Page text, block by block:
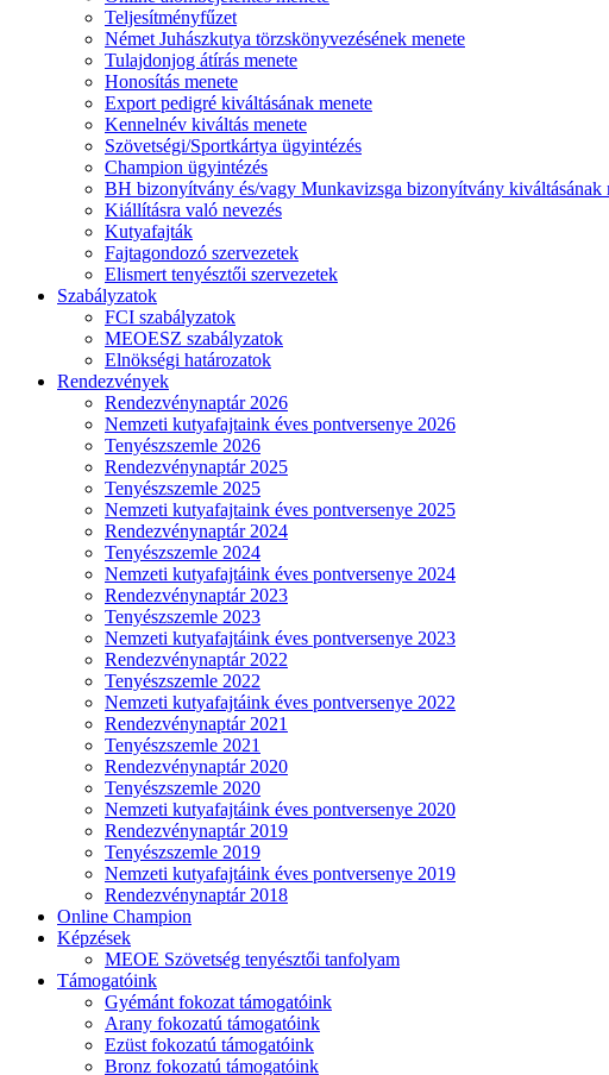
Teljesítményfűzet
Német Juhászkutya törzskönyvezésének menete
Tulajdonjog átírás menete
Honosítás menete
Export pedigré kiváltásának menete
Kennelnév kiváltás menete
Szövetségi/Sportkártya ügyintézés
Champion ügyintézés
BH bizonyítvány és/vagy Munkavizsga bizonyítvány kiváltásának
Kiállításra való nevezés
Kutyafajták
Fajtagondozó szervezetek
Elismert tenyésztői szervezetek
Szabályzatok
FCI szabályzatok
MEOESZ szabályzatok
Elnökségi határozatok
Rendezvények
Rendezvénynaptár 2026
Nemzeti kutyafajtaink éves pontversenye 2026
Tenyészszemle 2026
Rendezvénynaptár 2025
Tenyészszemle 2025
Nemzeti kutyafajtaink éves pontversenye 2025
Rendezvénynaptár 2024
Tenyészszemle 2024
Nemzeti kutyafajtáink éves pontversenye 2024
Rendezvénynaptár 2023
Tenyészszemle 2023
Nemzeti kutyafajtáink éves pontversenye 2023
Rendezvénynaptár 2022
Tenyészszemle 2022
Nemzeti kutyafajtáink éves pontversenye 2022
Rendezvénynaptár 2021
Tenyészszemle 2021
Rendezvénynaptár 2020
Tenyészszemle 2020
Nemzeti kutyafajtáink éves pontversenye 2020
Rendezvénynaptár 2019
Tenyészszemle 2019
Nemzeti kutyafajtáink éves pontversenye 2019
Rendezvénynaptár 2018
Online Champion
Képzések
MEOE Szövetség tenyésztői tanfolyam
Támogatóink
Gyémánt fokozat támogatóink
Arany fokozatú támogatóink
Ezüst fokozatú támogatóink
Bronz fokozatú támogatóink